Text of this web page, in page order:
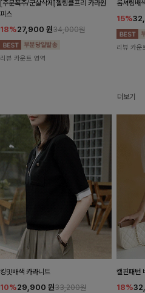
[주문폭주/군살삭제]젤링클프리 카라원
피스
18%27,900 원34,000원
리뷰 카운트 영역
롬셔링배
15%
리뷰 카운
더보기
킹밋배색 카라니트
10%29,900 원33,200원
캘핀패턴
18%